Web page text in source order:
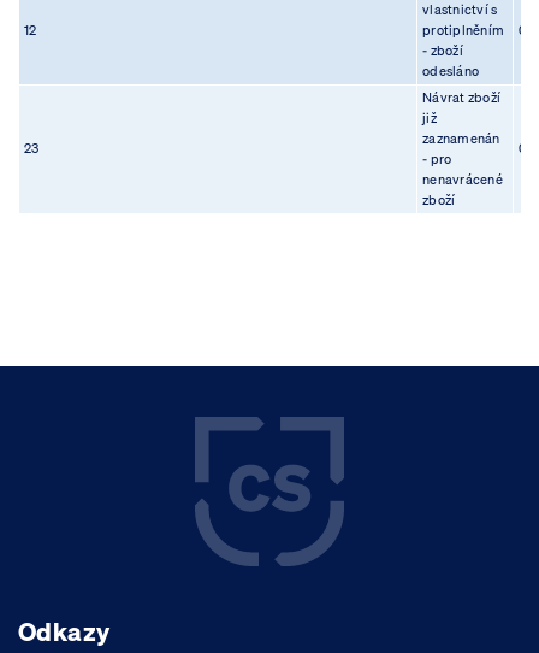
12
vlastnictví s
protiplněním
- zboží
odesláno
23
Návrat zboží
již
zaznamenán
- pro
nenavrácené
zboží
Odkazy